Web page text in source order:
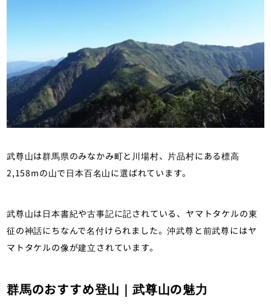
武尊山は群馬県のみなかみ町と川場村、片品村にある標高
2,158mの山で日本百名山に選ばれています。
武尊山は日本書紀や古事記に記されている、ヤマトタケルの東
征の神話にちなんで名付けられました。沖武尊と前武尊にはヤ
マトタケルの像が建立されています。
群馬のおすすめ登山｜武尊山の魅力